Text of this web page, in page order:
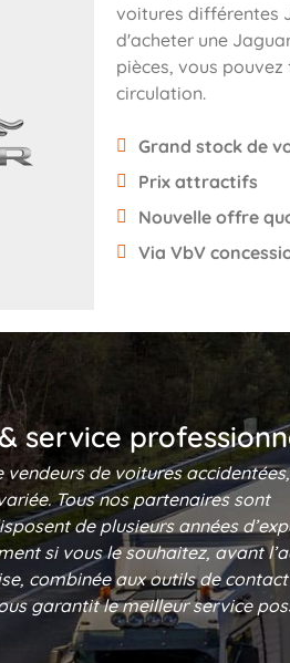
voitures différentes
d'acheter une
pièces, vous
circulation.
Grand stock de
Prix attractifs
Nouvelle offre
Via VbV
service
vendeurs de voitures
Tous nos partenaires sont
de plusieurs années
si vous le souhaitez, avant
combinée aux outils de
garantit le meilleur service